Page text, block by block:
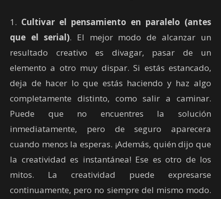
1. Cultivar el pensamiento en paralelo (antes
que el serial). El mejor modo de alcanzar un
resultado creativo es divagar, pasar de un
elemento a otro muy dispar. Si estás estancado,
deja de hacer lo que estás haciendo y haz algo
completamente distinto, como salir a caminar.
Puede que no encuentres la solución
inmediatamente, pero de seguro aparecera
cuando menos la esperas. ¡Además, quién dijo que
la creatividad es instantánea! Ese es otro de los
mitos. La creatividad puede expresarse
continuamente, pero no siempre del mismo modo.